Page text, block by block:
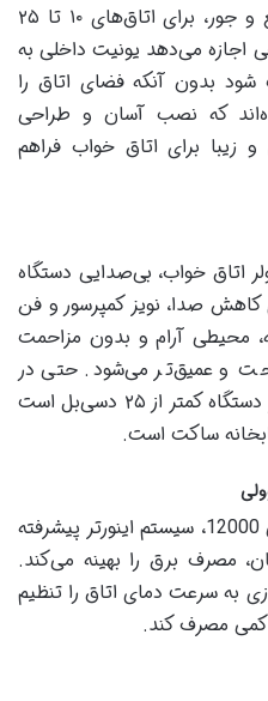
کولر ایوولی 12000 با ابعاد جمع و جور، برای اتاق‌های ۱۰ تا ۲۵
اجازه می‌دهد یونیت داخلی به
شود بدون آنکه فضای اتاق را
که نصب آسان و طراحی
زیبا برای اتاق خواب فراهم
اتاق خواب، بی‌صدایی دستگاه
با تکنولوژی کاهش صدا، نویز کمپرسور و فن
محیطی آرام و بدون مزاحمت
و عمیق‌تر می‌شود. حتی در
بالاترین حالت خنک‌کنندگی، نویز دستگاه کمتر از ۲۵ دسی‌بل است
ساکت است.
یکی از ویژگی‌های برجسته ایوولی 12000، سیستم اینورتر پیشرفته
مصرف برق را بهینه می‌کند.
به سرعت دمای اتاق را تنظیم
کمی مصرف کند.